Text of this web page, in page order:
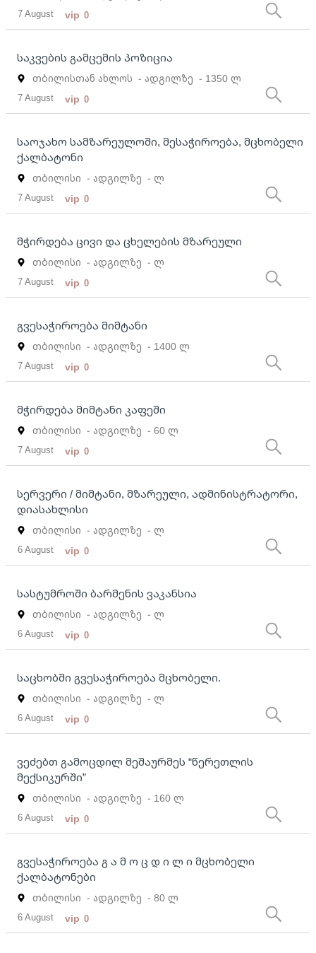
7 August vip 0
საკვების გამცემის პოზიცია
თბილისთან ახლოს - ადგილზე - 1350 ლ
7 August vip 0
საოჯახო სამზარეულოში, მესაჭიროება, მცხობელი
ქალბატონი
თბილისი - ადგილზე - ლ
7 August vip 0
მჭირდება ცივი და ცხელების მზარეული
თბილისი - ადგილზე - ლ
7 August vip 0
გვესაჭიროება მიმტანი
თბილისი - ადგილზე - 1400 ლ
7 August vip 0
მჭირდება მიმტანი კაფეში
თბილისი - ადგილზე - 60 ლ
7 August vip 0
სერვერი / მიმტანი, მზარეული, ადმინისტრატორი,
დიასახლისი
თბილისი - ადგილზე - ლ
6 August vip 0
სასტუმროში ბარმენის ვაკანსია
თბილისი - ადგილზე - ლ
6 August vip 0
საცხობში გვესაჭიროება მცხობელი.
თბილისი - ადგილზე - ლ
6 August vip 0
ვეძებთ გამოცდილ მეშაურმეს “წერეთლის
მექსიკურში”
თბილისი - ადგილზე - 160 ლ
6 August vip 0
გვესაჭიროება გ ა მ ო ც დ ი ლ ი მცხობელი
ქალბატონები
თბილისი - ადგილზე - 80 ლ
6 August vip 0